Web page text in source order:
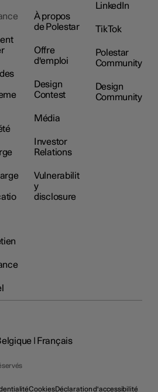
À propos
de Polestar
Offre
d'emploi
Design
Contest
Média
Investor
Relations
Vulnerabilit
y
disclosure
LinkedIn
TikTok
Polestar
Community
Design
Community
CookiesDéclaration d'accessibilité
| Français